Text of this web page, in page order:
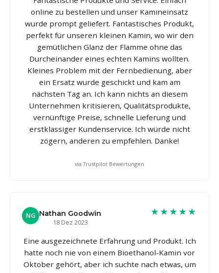
online zu bestellen und unser Kamineinsatz
wurde prompt geliefert. Fantastisches Produkt,
perfekt für unseren kleinen Kamin, wo wir den
gemütlichen Glanz der Flamme ohne das
Durcheinander eines echten Kamins wollten.
Kleines Problem mit der Fernbedienung, aber
ein Ersatz wurde geschickt und kam am
nächsten Tag an. Ich kann nichts an diesem
Unternehmen kritisieren, Qualitätsprodukte,
vernünftige Preise, schnelle Lieferung und
erstklassiger Kundenservice. Ich würde nicht
zögern, anderen zu empfehlen. Danke!
via Trustpilot Bewertungen
NG Nathan Goodwin
18 Dez 2023
★★★★★
Eine ausgezeichnete Erfahrung und Produkt. Ich
hatte noch nie von einem Bioethanol-Kamin vor
Oktober gehört, aber ich suchte nach etwas, um